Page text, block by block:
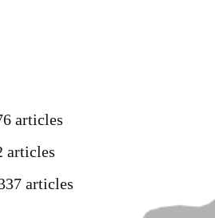
articles
articles
articles